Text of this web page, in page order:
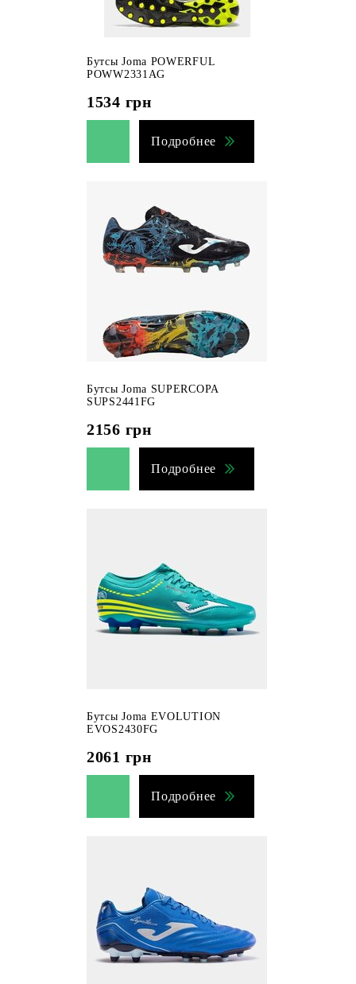
Бутсы Joma POWERFUL
POWW2331AG
1534 грн
Подробнее
Бутсы Joma SUPERCOPA
SUPS2441FG
2156 грн
Подробнее
Бутсы Joma EVOLUTION
EVOS2430FG
2061 грн
Подробнее